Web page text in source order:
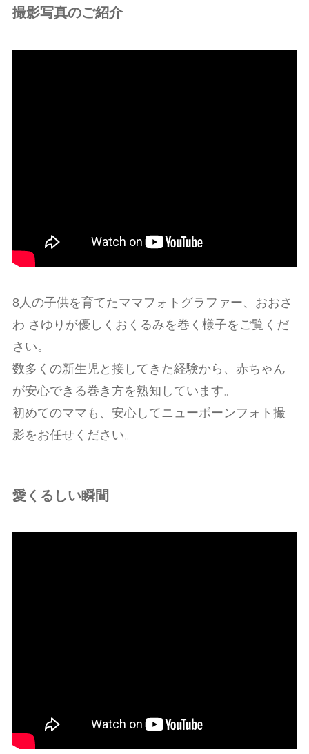
撮影写真のご紹介
8人の子供を育てたママフォトグラファー、おおさ
わ さゆりが優しくおくるみを巻く様子をご覧くだ
さい。
数多くの新生児と接してきた経験から、赤ちゃん
が安心できる巻き方を熟知しています。
初めてのママも、安心してニューボーンフォト撮
影をお任せください。
愛くるしい瞬間